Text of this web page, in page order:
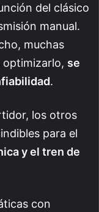
del clásico
manual.
muchas
optimizarlo, se
.
los otros
para el
y el tren de
con